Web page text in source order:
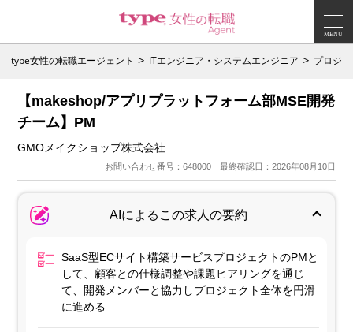
MENU
type女性の転職エージェント ITエンジニア・システムエンジニア プロジ
【makeshop/アプリプラットフォーム部MSE開発
チーム】PM
GMOメイクショップ株式会社
お問い合わせ番号：648000 最終確認日：2026年08月10日
AIによるこの求人の要約
SaaS型ECサイト構築サービスプロジェクトのPMと
して、顧客との仕様調整や課題ヒアリングを通じ
て、開発メンバーと協力しプロジェクト全体を円滑
に進める